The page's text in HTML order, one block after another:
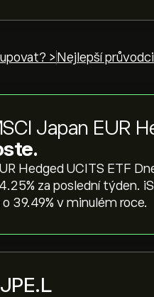
> Nejlepší
Japan EUR
Hedged UCITS ETF
za poslední týden.
‎39.49‎% v minulém roce.